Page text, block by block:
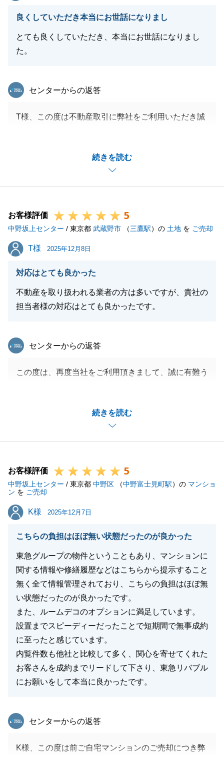
良くしていただき本当にお世話になりまし
とても良くしていただき、本当にお世話になりまし
た。
続きを読む
東急リバブル
センターからの返答
T様、この度は不動産取引に弊社をご利用いただき誠
たが、T様のご協力があった事で無事ご決済となりま
私でお役に立てる事があればまたいつでもご用命くだ
今後共、何卒よろしくお願い申し上げます。
お客様評価 5
中野坂上センター / 東京都 武蔵野市 （三鷹駅）の 土地 を ご売却
T様
T様 2025年12月8日
対応はとても良かった
不動産を取り扱われる業者の方は多いですが、貴社の
担当者様の対応はとても良かったです。
続きを読む
東急リバブル
センターからの返答
この度は、再度当社をご利用頂きまして、誠に有難う
がら、スムーズにお話を進める事ができました。
また何かございましたら、お気軽にお声掛け頂ければ
幸いでございます。
お客様評価 5
中野坂上センター / 東京都 中野区 （中野富士見町駅）の マンショ
ン を ご売却
K様
K様 2025年12月7日
こちらの負担はほぼ無い状態だったのが良かった
東急グループの物件ということもあり、マンションに
関する情報や修繕履歴などはこちらから提示すること
無く全て情報管理されており、こちらの負担はほぼ無
い状態だったのが良かったです。
また、ルームデコのオプションに満足しています。
設置までスピーディーだったことで短期間で無事成約
に至ったと感じています。
内覧件数も他社と比較して多く、関心を寄せてくれた
お客さんを成約までリードして下さり、東急リバブル
にお願いをして本当に良かったです。
東急リバブル
センターからの返答
K様、この度は前ご自宅マンションのご売却につき弊